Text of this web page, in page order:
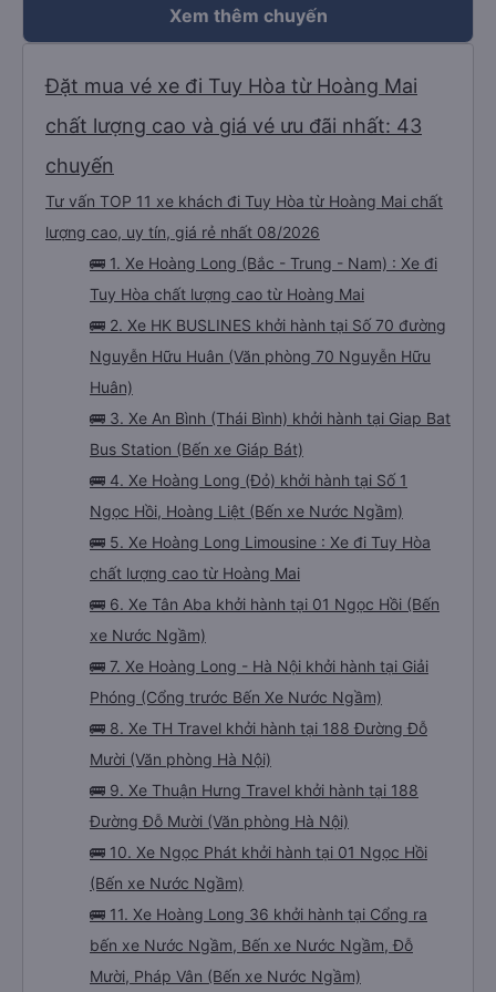
Xem thêm chuyến
Đặt mua vé xe đi Tuy Hòa từ Hoàng Mai
chất lượng cao và giá vé ưu đãi nhất: 43
chuyến
Tư vấn TOP 11 xe khách đi Tuy Hòa từ Hoàng Mai chất
lượng cao, uy tín, giá rẻ nhất 08/2026
🚌 1. Xe Hoàng Long (Bắc - Trung - Nam) : Xe đi
Tuy Hòa chất lượng cao từ Hoàng Mai
🚌 2. Xe HK BUSLINES khởi hành tại Số 70 đường
Nguyễn Hữu Huân (Văn phòng 70 Nguyễn Hữu
Huân)
🚌 3. Xe An Bình (Thái Bình) khởi hành tại Giap Bat
Bus Station (Bến xe Giáp Bát)
🚌 4. Xe Hoàng Long (Đỏ) khởi hành tại Số 1
Ngọc Hồi, Hoàng Liệt (Bến xe Nước Ngầm)
🚌 5. Xe Hoàng Long Limousine : Xe đi Tuy Hòa
chất lượng cao từ Hoàng Mai
🚌 6. Xe Tân Aba khởi hành tại 01 Ngọc Hồi (Bến
xe Nước Ngầm)
🚌 7. Xe Hoàng Long - Hà Nội khởi hành tại Giải
Phóng (Cổng trước Bến Xe Nước Ngầm)
🚌 8. Xe TH Travel khởi hành tại 188 Đường Đỗ
Mười (Văn phòng Hà Nội)
🚌 9. Xe Thuận Hưng Travel khởi hành tại 188
Đường Đỗ Mười (Văn phòng Hà Nội)
🚌 10. Xe Ngọc Phát khởi hành tại 01 Ngọc Hồi
(Bến xe Nước Ngầm)
🚌 11. Xe Hoàng Long 36 khởi hành tại Cổng ra
bến xe Nước Ngầm, Bến xe Nước Ngầm, Đỗ
Mười, Pháp Vân (Bến xe Nước Ngầm)